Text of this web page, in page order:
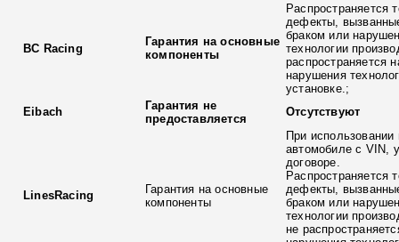
BC Racing
Гарантия на основные
компоненты
Распространяется
дефекты,
браком или
технологии
распространяется
нарушения
установке.;
Eibach
Гарантия не
предоставляется
Отсутствуют
LinesRacing
Гарантия на основные
компоненты
При использовании
автомобиле с VIN,
договоре.
Распространяется
дефекты,
браком или
технологии
не